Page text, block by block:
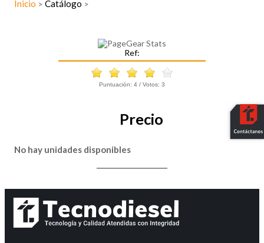
Inicio > Catálogo >
Ref:
Puntuación: 4 / Votos: 3
Precio
No hay unidades disponibles